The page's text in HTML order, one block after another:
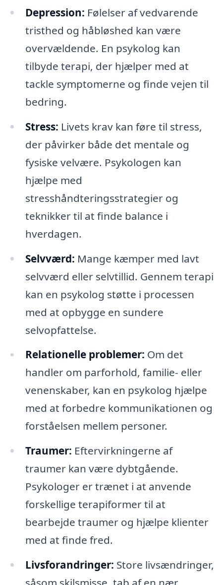
Depression: Følelser af vedvarende
tristhed og håbløshed kan være
overvældende. En psykolog kan
tilbyde terapi, der hjælper med at
tackle symptomerne og finde vejen til
bedring.
Stress: Livets krav kan føre til stress,
der påvirker både det mentale og
fysiske velvære. Psykologen kan
hjælpe med
stresshåndteringsstrategier og
teknikker til at finde balance i
hverdagen.
Selvværd: Mange kæmper med lavt
selvværd eller selvtillid. Gennem terapi
kan en psykolog støtte i processen
med at opbygge en sundere
selvopfattelse.
Relationelle problemer: Om det
handler om parforhold, familie- eller
venenskaber, kan en psykolog hjælpe
med at forbedre kommunikationen og
forståelsen mellem personer.
Traumer: Eftervirkningerne af
traumer kan være dybtgående.
Psykologer er trænet i at anvende
forskellige terapiformer til at
bearbejde traumer og hjælpe klienter
med at finde fred.
Livsforandringer: Store livsændringer,